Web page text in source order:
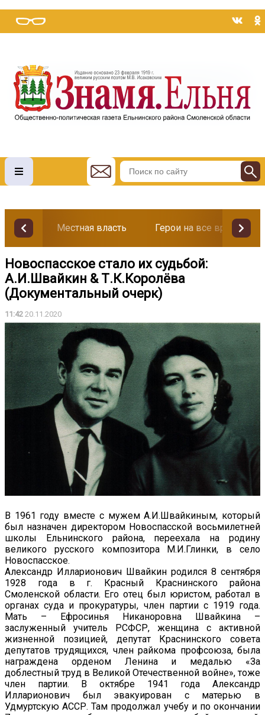
Местная власть Герои на все времена
Новоспасское стало их судьбой:
А.И.Швайкин & Т.К.Королёва
(Документальный очерк)
11:42 20.11.2020
В 1961 году вместе с мужем А.И.Швайкиным, который
был назначен директором Новоспасской восьмилетней
школы Ельнинского района, переехала на родину
великого русского композитора М.И.Глинки, в село
Новоспасское.
Александр Илларионович Швайкин родился 8 сентября
1928 года в г. Красный Краснинского района
Смоленской области. Его отец был юристом, работал в
органах суда и прокуратуры, член партии с 1919 года.
Мать – Ефросинья Никаноровна Швайкина ­–
заслуженный учитель РСФСР, женщина с активной
жизненной позицией, депутат Краснинского совета
депутатов трудящихся, член райкома профсоюза, была
награждена орденом Ленина и медалью «За
доблестный труд в Великой Отечественной войне», тоже
член партии. В октябре 1941 года Александр
Илларионович был эвакуирован с матерью в
Удмуртскую АССР. Там продолжал учебу и по окончании